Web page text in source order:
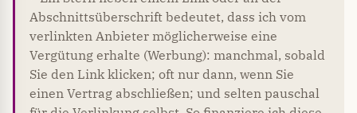
Abschnittsüberschrift bedeutet, dass ich vom
verlinkten Anbieter möglicherweise eine
Vergütung erhalte (Werbung): manchmal, sobald
Sie den Link klicken; oft nur dann, wenn Sie
einen Vertrag abschließen; und selten pauschal